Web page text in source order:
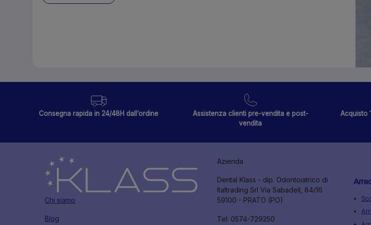
Consegna rapida in 24/48H dall’ordine
Assistenza clienti pre-vendita e post-
vendita
Acquisto
Chi siamo
Blog
Azienda
Dental Klass - dip. Odontoiatrico di
Italtrading Srl Via Sabadell, 84/16
59100 - PRATO (PO)
Tel: 0574-729250